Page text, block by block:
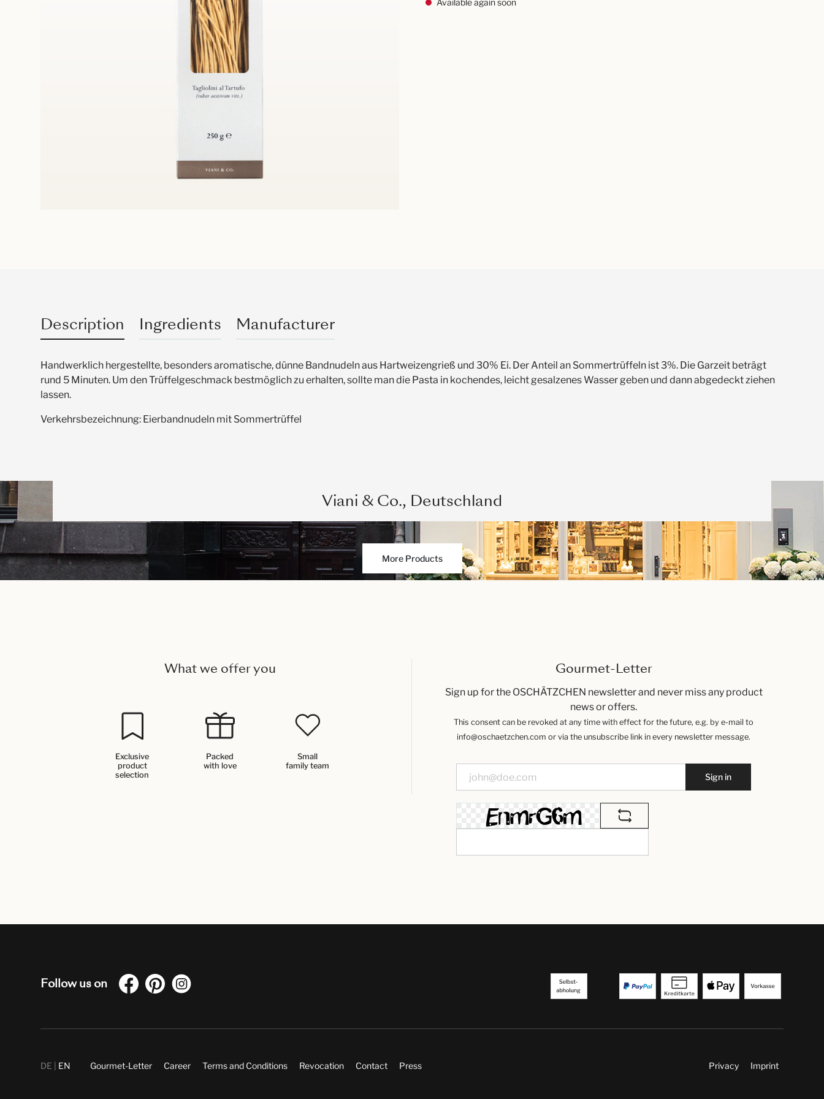
Available again soon
Description Ingredients Manufacturer
Handwerklich hergestellte, besonders aromatische, dünne Bandnudeln aus Hartweizengrieß und 30% Ei. Der Anteil an Sommertrüffeln ist 3%. Die Garzeit beträgt
rund 5 Minuten. Um den Trüffelgeschmack bestmöglich zu erhalten, sollte man die Pasta in kochendes, leicht gesalzenes Wasser geben und dann abgedeckt ziehen
lassen.
Verkehrsbezeichnung: Eierbandnudeln mit Sommertrüffel
Viani & Co., Deutschland
More Products
What we offer you
Exclusive
product
selection
Packed
with love
Small
family team
Gourmet-Letter
Sign up for the OSCHÄTZCHEN newsletter and never miss any product
news or offers.
This consent can be revoked at any time with effect for the future, e.g. by e-mail to
info@oschaetzchen.com or via the unsubscribe link in every newsletter message.
Sign in
Follow us on
DE EN Gourmet-Letter Career Terms and Conditions Revocation Contact Press Privacy Imprint